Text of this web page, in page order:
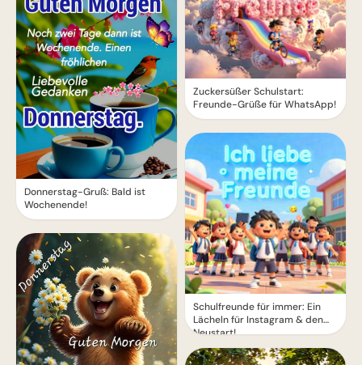
Donnerstag-Gruß: Bald ist
Wochenende!
Zuckersüßer Schulstart:
Freunde-Grüße für WhatsApp!
Schulfreunde für immer: Ein
Lächeln für Instagram & den
Neustart!